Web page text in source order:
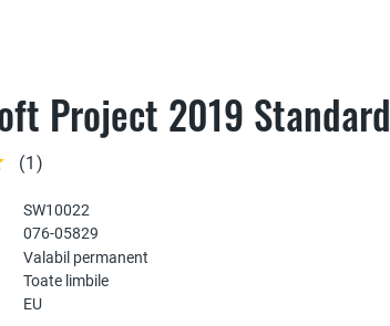
Project 2019 Standard
(1)
SW10022
076-05829
Valabil permanent
Toate limbile
EU